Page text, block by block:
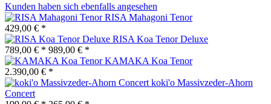
Kunden haben sich ebenfalls angesehen
RISA Mahagoni Tenor
429,00 € *
RISA Koa Tenor Deluxe
789,00 € * 989,00 € *
KAMAKA Koa Tenor
2.390,00 € *
koki'o Massivzeder-Ahorn
Concert